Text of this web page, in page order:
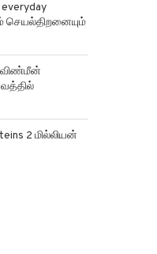
செயல்திறனையும்
விண்மீன்
2 மில்லியன்